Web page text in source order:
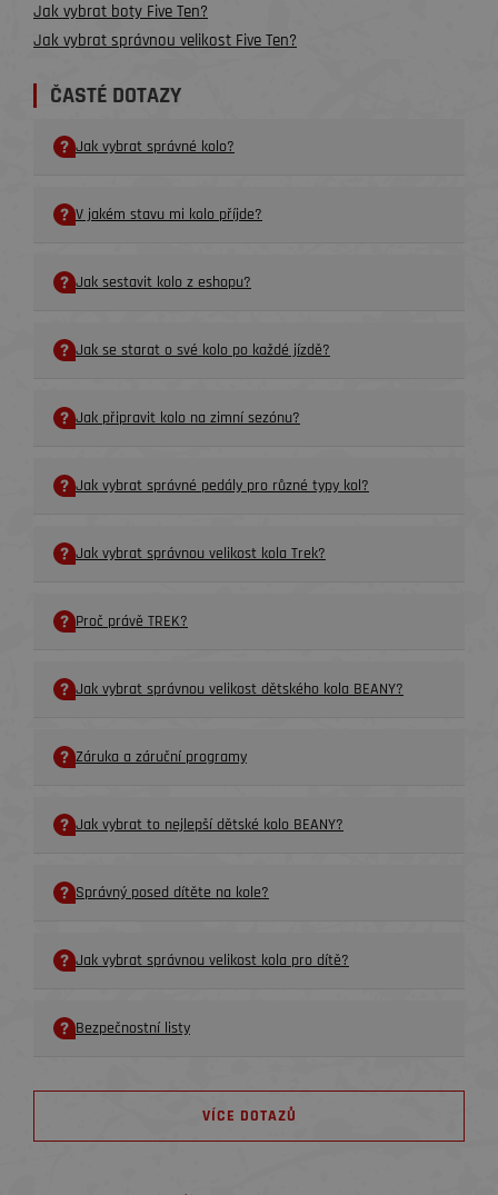
Jak vybrat boty Five Ten?
Jak vybrat správnou velikost Five Ten?
ČASTÉ DOTAZY
Jak vybrat správné kolo?
V jakém stavu mi kolo příjde?
Jak sestavit kolo z eshopu?
Jak se starat o své kolo po každé jízdě?
Jak připravit kolo na zimní sezónu?
Jak vybrat správné pedály pro různé typy kol?
Jak vybrat správnou velikost kola Trek?
Proč právě TREK?
Jak vybrat správnou velikost dětského kola BEANY?
Záruka a záruční programy
Jak vybrat to nejlepší dětské kolo BEANY?
Správný posed dítěte na kole?
Jak vybrat správnou velikost kola pro dítě?
Bezpečnostní listy
VÍCE DOTAZŮ